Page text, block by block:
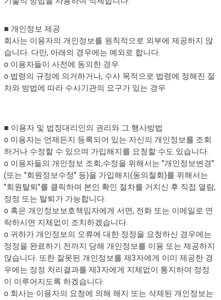
■ 개인정보 제공
회사는 이용자의 개인정보를 원칙적으로 외부에 제공하지 않
습니다. 다만, 아래의 경우에는 예외로 합니다.
o 이용자들이 사전에 동의한 경우
o 법령의 규정에 의거하거나, 수사 목적으로 법령에 정해진 절
차와 방법에 따라 수사기관의 요구가 있는 경우
■ 이용자 및 법정대리인의 권리와 그 행사방법
o 이용자는 언제든지 등록되어 있는 자신의 개인정보를 조회
하거나 수정할 수 있으며 가입해지를 요청할 수도 있습니다.
o 이용자들의 개인정보 조회,수정을 위해서는 "개인정보변경"
(또는 "회원정보수정" 등)을 가입해지(동의철회)를 위해서는
"회원탈퇴"를 클릭하여 본인 확인 절차를 거치신 후 직접 열람,
정정 또는 탈퇴가 가능합니다.
o 혹은 개인정보보호책임자에게 서면, 전화 또는 이메일로 연
락하시면 지체없이 조치하겠습니다.
o 귀하가 개인정보의 오류에 대한 정정을 요청하신 경우에는
정정을 완료하기 전까지 당해 개인정보를 이용 또는 제공하지
않습니다. 또한 잘못된 개인정보를 제3자에게 이미 제공한 경
우에는 정정 처리결과를 제3자에게 지체없이 통지하여 정정
이 이루어지도록 하겠습니다.
o 회사는 이용자의 요청에 의해 해지 또는 삭제된 개인정보는